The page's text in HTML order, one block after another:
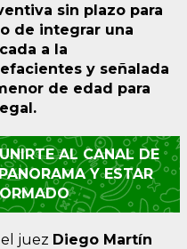
sin plazo para
de integrar una
a la
y señalada
de edad para
AL CANAL DE
Y ESTAR
juez Diego Martín